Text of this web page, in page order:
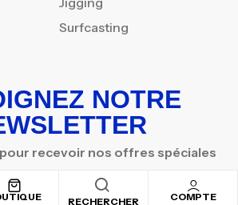
RECHERCHER COMPTE
Surfcasting
NOTRE
recevoir nos offres spéciales